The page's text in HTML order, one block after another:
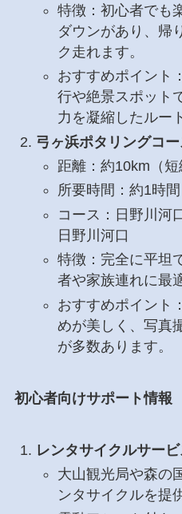
特徴：初心者でも
ダウンがあり、帰
ク走れます。
おすすめポイント
行や絶景スポット
力を凝縮したルー
弓ヶ浜ポタリングコー
距離：約10km（短
所要時間：約1時間
コース：日野川
日野川河口
特徴：完全に平坦
者や家族連れに最
おすすめポイント
めが美しく、写真
が多数あります。
初心者向けサポート情報
レンタサイクルサービ
大山観光局や森の
ンタサイクルを提